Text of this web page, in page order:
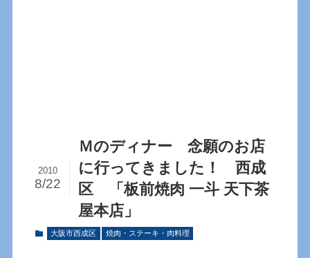
Ｍのディナー 念願のお店
に行ってきました！ 西成
区 「板前焼肉 一斗 天下茶
屋本店」
2010
8/22
大阪市西成区 焼肉・ステーキ・肉料理